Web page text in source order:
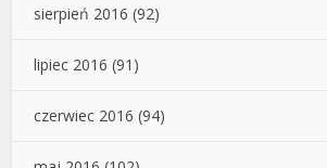
sierpień 2016 (92)
lipiec 2016 (91)
czerwiec 2016 (94)